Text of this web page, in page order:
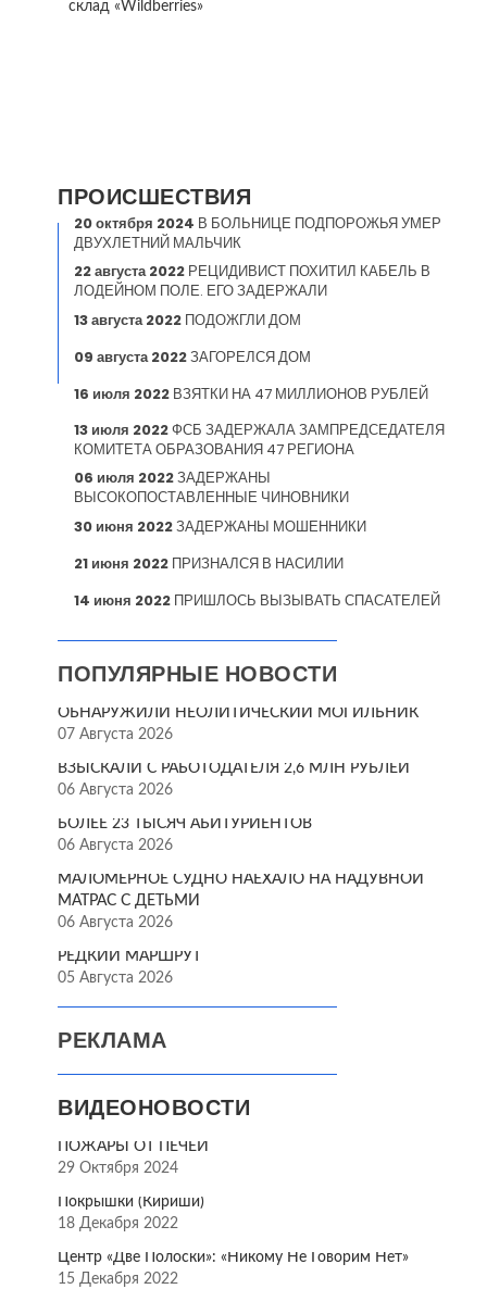
склад «Wildberries»
ПРОИСШЕСТВИЯ
20 октября 2024 В БОЛЬНИЦЕ ПОДПОРОЖЬЯ УМЕР
ДВУХЛЕТНИЙ МАЛЬЧИК
22 августа 2022 РЕЦИДИВИСТ ПОХИТИЛ КАБЕЛЬ В
ЛОДЕЙНОМ ПОЛЕ. ЕГО ЗАДЕРЖАЛИ
13 августа 2022 ПОДОЖГЛИ ДОМ
09 августа 2022ЗАГОРЕЛСЯ ДОМ
16 июля 2022 ВЗЯТКИ НА 47 МИЛЛИОНОВ РУБЛЕЙ
13 июля 2022ФСБ ЗАДЕРЖАЛА ЗАМПРЕДСЕДАТЕЛЯ
КОМИТЕТА ОБРАЗОВАНИЯ 47 РЕГИОНА
06 июля 2022ЗАДЕРЖАНЫ
ВЫСОКОПОСТАВЛЕННЫЕ ЧИНОВНИКИ
30 июня 2022ЗАДЕРЖАНЫ МОШЕННИКИ
21 июня 2022 ПРИЗНАЛСЯ В НАСИЛИИ
14 июня 2022 ПРИШЛОСЬ ВЫЗЫВАТЬ СПАСАТЕЛЕЙ
ПОПУЛЯРНЫЕ НОВОСТИ
ОБНАРУЖИЛИ НЕОЛИТИЧЕСКИЙ МОГИЛЬНИК
07 Августа 2026
ВЗЫСКАЛИ С РАБОТОДАТЕЛЯ 2,6 МЛН РУБЛЕЙ
06 Августа 2026
БОЛЕЕ 23 ТЫСЯЧ АБИТУРИЕНТОВ
06 Августа 2026
МАЛОМЕРНОЕ СУДНО НАЕХАЛО НА НАДУВНОЙ
МАТРАС С ДЕТЬМИ
06 Августа 2026
РЕДКИЙ МАРШРУТ
05 Августа 2026
РЕКЛАМА
ВИДЕОНОВОСТИ
ПОЖАРЫ ОТ ПЕЧЕЙ
29 Октября 2024
Покрышки (Кириши)
18 Декабря 2022
Центр «Две Полоски»: «Никому Не Говорим Нет»
15 Декабря 2022